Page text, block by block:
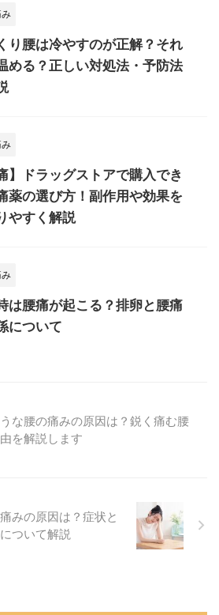
り腰は冷やすのが正解？それ
める？正しい対処法・予防法
】ドラッグストアで購入でき
薬の選び方！副作用や効果を
やすく解説
は腰痛が起こる？排卵と腰痛
について
な腰の痛みの原因は？鋭く痛む腰
を解説します
みの原因は？症状と
ついて解説